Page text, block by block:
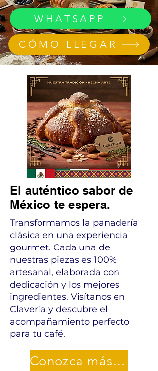
WHATSAPP
CÓMO LLEGAR
El auténtico sabor de
México te espera.
Transformamos la panadería
clásica en una experiencia
gourmet. Cada una de
nuestras piezas es 100%
artesanal, elaborada con
dedicación y los mejores
ingredientes. Visítanos en
Clavería y descubre el
acompañamiento perfecto
para tu café.
Conozca más ...